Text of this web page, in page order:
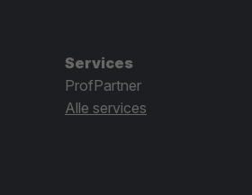
Services
ProfPartner
Alle services